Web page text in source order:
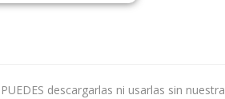
descargarlas ni usarlas sin nuestra